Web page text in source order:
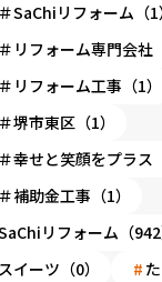
SaChiリフォーム（1
リフォーム専門会社
リフォーム工事（1）
堺市東区（1）
幸せと笑顔をプラス
補助金工事（1）
リフォーム（942
イーツ（0）